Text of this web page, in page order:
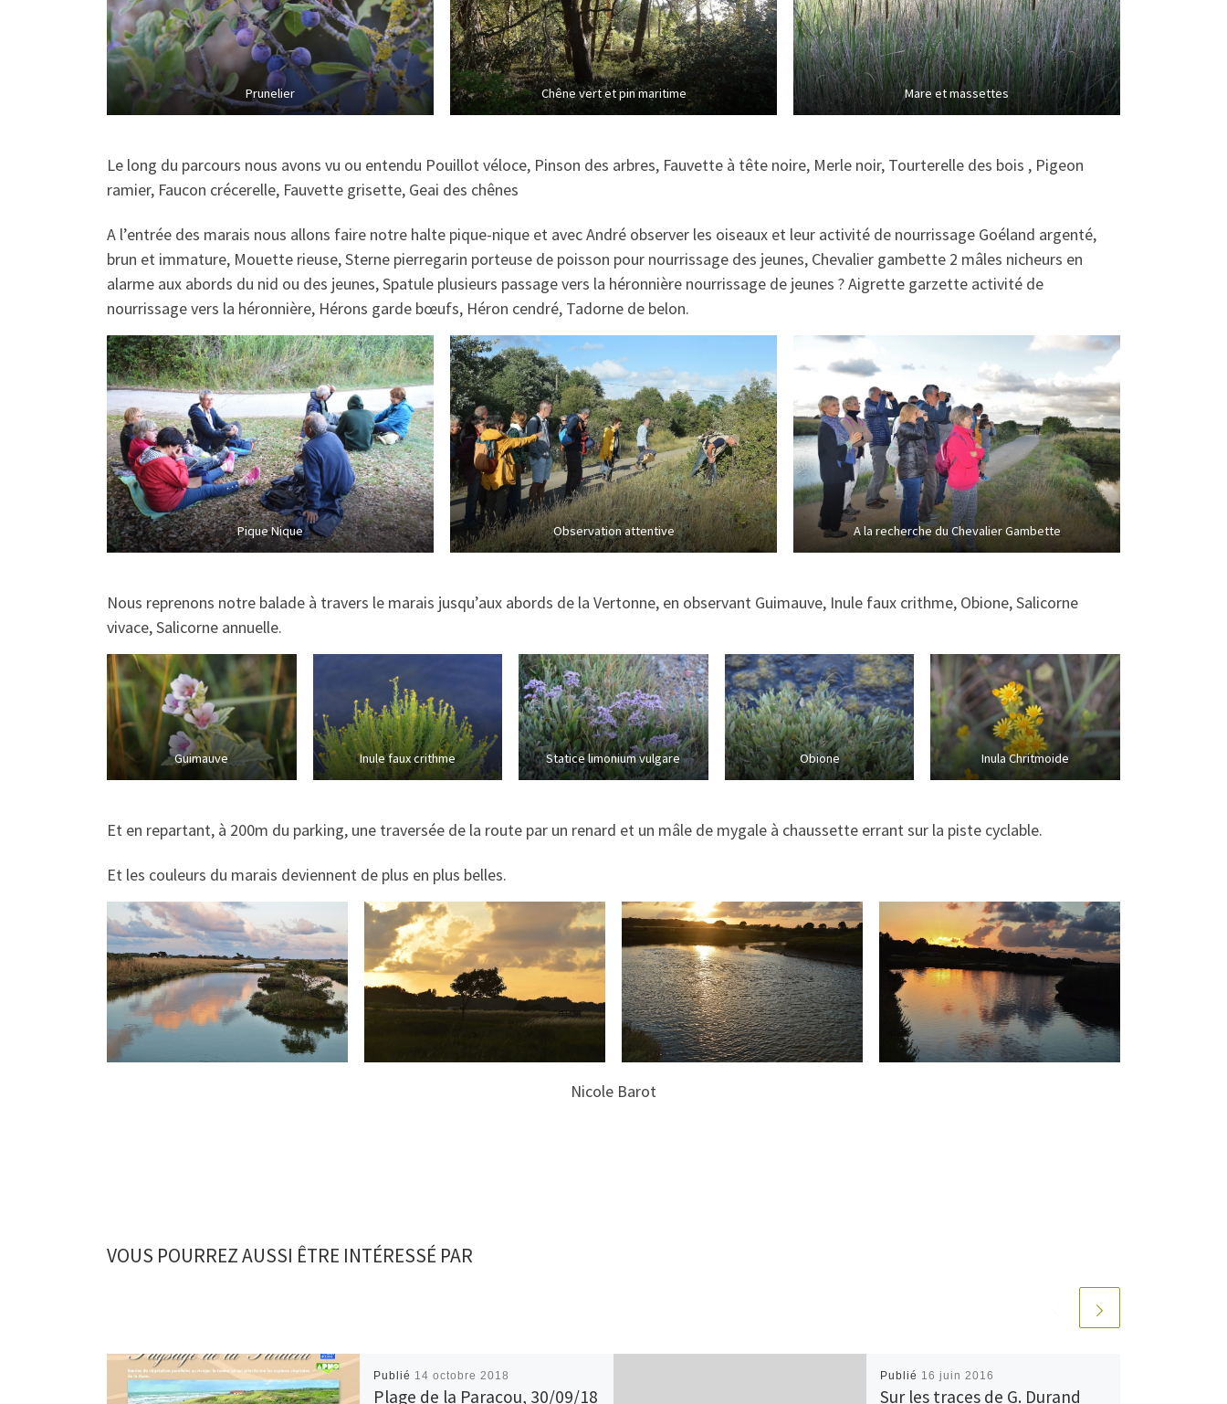
Prunelier Chêne vert et pin maritime Mare et massettes
Le long du parcours nous avons vu ou entendu Pouillot véloce, Pinson des arbres, Fauvette à tête noire, Merle noir, Tourterelle des bois , Pigeon
ramier, Faucon crécerelle, Fauvette grisette, Geai des chênes
A l’entrée des marais nous allons faire notre halte pique-nique et avec André observer les oiseaux et leur activité de nourrissage Goéland argenté,
brun et immature, Mouette rieuse, Sterne pierregarin porteuse de poisson pour nourrissage des jeunes, Chevalier gambette 2 mâles nicheurs en
alarme aux abords du nid ou des jeunes, Spatule plusieurs passage vers la héronnière nourrissage de jeunes ? Aigrette garzette activité de
nourrissage vers la héronnière, Hérons garde bœufs, Héron cendré, Tadorne de belon.
Pique Nique Observation attentive A la recherche du Chevalier Gambette
Nous reprenons notre balade à travers le marais jusqu’aux abords de la Vertonne, en observant Guimauve, Inule faux crithme, Obione, Salicorne
vivace, Salicorne annuelle.
Guimauve Inule faux crithme Statice limonium vulgare Obione Inula Chritmoide
Et en repartant, à 200m du parking, une traversée de la route par un renard et un mâle de mygale à chaussette errant sur la piste cyclable.
Et les couleurs du marais deviennent de plus en plus belles.
Nicole Barot
VOUS POURREZ AUSSI ÊTRE INTÉRESSÉ PAR
Publié 14 octobre 2018
Plage de la Paracou, 30/09/18
Publié 16 juin 2016
Sur les traces de G. Durand